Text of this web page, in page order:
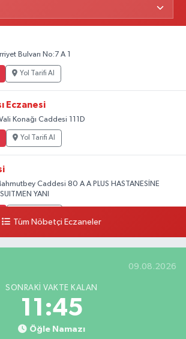
Bulvarı No:7 A 1
Yol Tarifi Al
Eczanesi
Konağı Caddesi 111D
Yol Tarifi Al
Caddesi 80 A A PLUS HASTANESİNE
YANI
Akdeniz Caddesi No:12 A 41.01948179055185,
Yol Tarifi Al
Tersanesi Caddesi 6 6B Tersane İstanbul
Tüm Nöbetçi Eczaneler
09.08.2026
SONRAKI VAKTE KALAN
11:45
Öğle Namazı